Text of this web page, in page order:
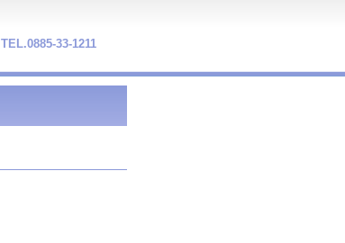
TEL.0885-33-1211